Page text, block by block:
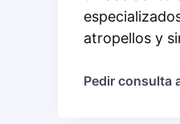
atropellos y
Pedir consulta